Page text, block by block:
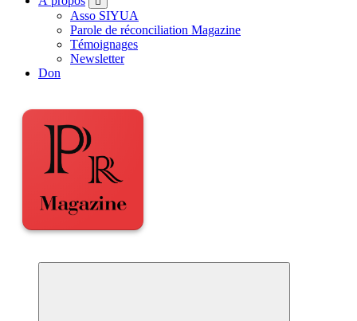
Asso SIYUA
Parole de réconciliation Magazine
Témoignages
Newsletter
Don